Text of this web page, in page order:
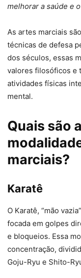
melhorar a saúde e
As artes marciais
técnicas de defesa
dos séculos, essas
valores filosóficos e
atividades físicas
mental.
Quais são
marciais?
Karatê
O Karatê, “mão
focada em golpes
e bloqueios. Essa
concentração,
Goju-Ryu e Shito-